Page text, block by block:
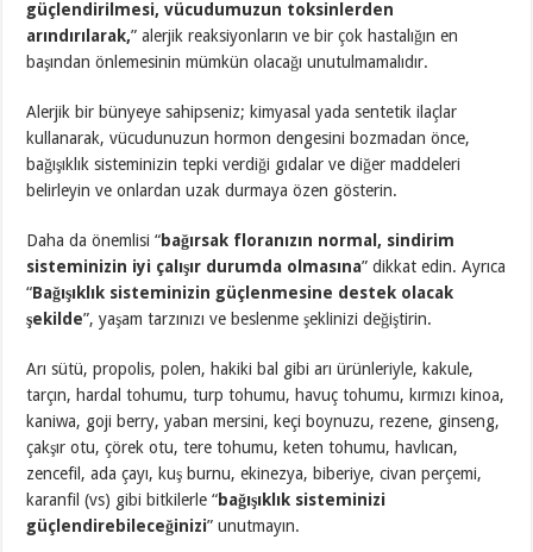
güçlendirilmesi, vücudumuzun toksinlerden
arındırılarak,” alerjik reaksiyonların ve bir çok hastalığın en
başından önlemesinin mümkün olacağı unutulmamalıdır.
Alerjik bir bünyeye sahipseniz; kimyasal yada sentetik ilaçlar
kullanarak, vücudunuzun hormon dengesini bozmadan önce,
bağışıklık sisteminizin tepki verdiği gıdalar ve diğer maddeleri
belirleyin ve onlardan uzak durmaya özen gösterin.
Daha da önemlisi “bağırsak floranızın normal, sindirim
sisteminizin iyi çalışır durumda olmasına” dikkat edin. Ayrıca
“Bağışıklık sisteminizin güçlenmesine destek olacak
şekilde”, yaşam tarzınızı ve beslenme şeklinizi değiştirin.
Arı sütü, propolis, polen, hakiki bal gibi arı ürünleriyle, kakule,
tarçın, hardal tohumu, turp tohumu, havuç tohumu, kırmızı kinoa,
kaniwa, goji berry, yaban mersini, keçi boynuzu, rezene, ginseng,
çakşır otu, çörek otu, tere tohumu, keten tohumu, havlıcan,
zencefil, ada çayı, kuş burnu, ekinezya, biberiye, civan perçemi,
karanfil (vs) gibi bitkilerle “bağışıklık sisteminizi
güçlendirebileceğinizi” unutmayın.